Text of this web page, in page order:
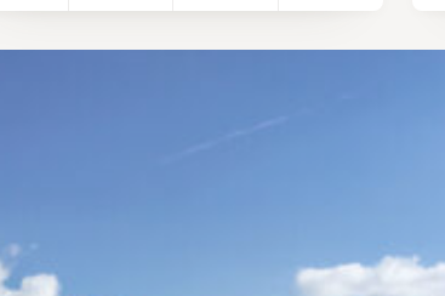
aber immerhin umrunden – und
Ausschnitt davon gewandert
werden. Diese Wanderung startet